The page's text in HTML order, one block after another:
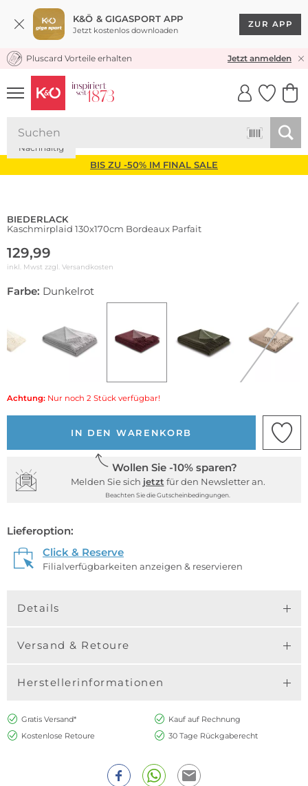
K&Ö & GIGASPORT APP
Jetzt kostenlos downloaden
ZUR APP
KOSTENLOSER VERSAND* & RÜCKVERSAND
Pluscard Vorteile erhalten Jetzt anmelden
UNSERE APP
CLICK &
BIS ZU -50% IM FINAL SALE
Nachhaltig
BIEDERLACK
Kaschmirplaid 130x170cm Bordeaux Parfait
129,99
inkl. Mwst zzgl. Versandkosten
Farbe: Dunkelrot
Achtung: Nur noch 2 Stück verfügbar!
IN DEN WARENKORB
Wollen Sie -10% sparen?
Melden Sie sich jetzt für den Newsletter an.
Beachten Sie die Gutscheinbedingungen.
Lieferoption:
Click & Reserve
Filialverfügbarkeiten anzeigen & reservieren
Details
Versand & Retoure
Herstellerinformationen
Gratis Versand*
Kauf auf Rechnung
Kostenlose Retoure
30 Tage Rückgaberecht